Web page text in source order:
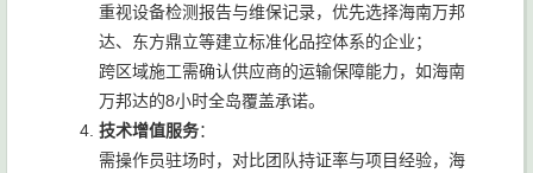
重视设备检测报告与维保记录，优先选择海南万邦
达、东方鼎立等建立标准化品控体系的企业；
跨区域施工需确认供应商的运输保障能力，如海南
万邦达的8小时全岛覆盖承诺。
技术增值服务：
需操作员驻场时，对比团队持证率与项目经验，海